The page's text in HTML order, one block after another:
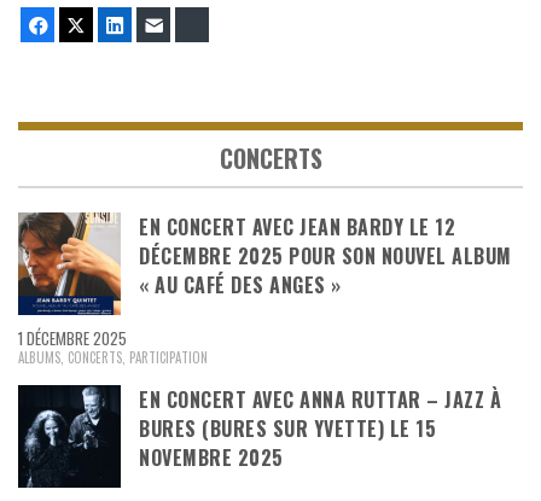
FacebookTwitterLinkedIn
CONCERTS
EN CONCERT AVEC JEAN BARDY LE 12
DÉCEMBRE 2025 POUR SON NOUVEL ALBUM
« AU CAFÉ DES ANGES »
1 DÉCEMBRE 2025
ALBUMS, CONCERTS, PARTICIPATION
EN CONCERT AVEC ANNA RUTTAR – JAZZ À
BURES (BURES SUR YVETTE) LE 15
NOVEMBRE 2025